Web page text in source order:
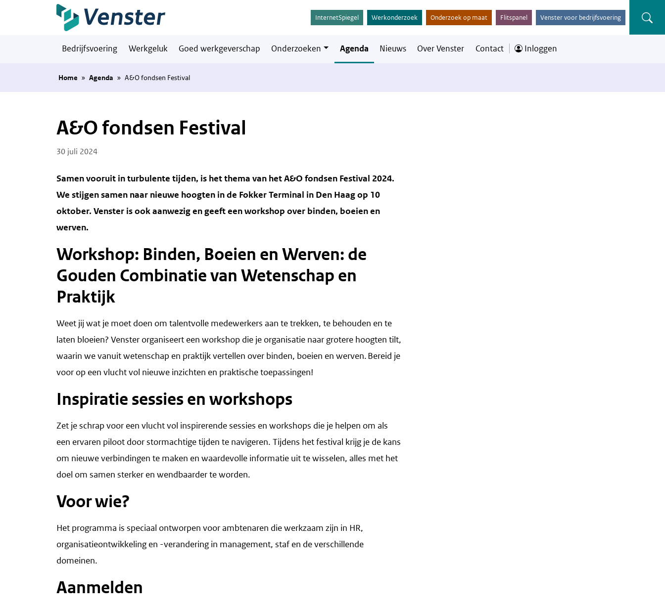
Naar hoofdinhoud
InternetSpiegel Werkonderzoek Onderzoek op maat Flitspanel Venster voor bedrijfsvoering
Bedrijfsvoering Werkgeluk Goed werkgeverschap Onderzoeken Agenda Nieuws Over Venster Contact Inloggen
Home » Agenda » A&O fondsen Festival
A&O fondsen Festival
Posted on
30 juli 2024
Samen vooruit in turbulente tijden, is het thema van het A&O fondsen Festival 2024.
We stijgen samen naar nieuwe hoogten in de Fokker Terminal in Den Haag op 10
oktober. Venster is ook aanwezig en geeft een workshop over binden, boeien en
werven.
Workshop: Binden, Boeien en Werven: de
Gouden Combinatie van Wetenschap en
Praktijk
Weet jij wat je moet doen om talentvolle medewerkers aan te trekken, te behouden en te
laten bloeien? Venster organiseert een workshop die je organisatie naar grotere hoogten tilt,
waarin we vanuit wetenschap en praktijk vertellen over binden, boeien en werven. Bereid je
voor op een vlucht vol nieuwe inzichten en praktische toepassingen!
Inspiratie sessies en workshops
Zet je schrap voor een vlucht vol inspirerende sessies en workshops die je helpen om als
een ervaren piloot door stormachtige tijden te navigeren. Tijdens het festival krijg je de kans
om nieuwe verbindingen te maken en waardevolle informatie uit te wisselen, alles met het
doel om samen sterker en wendbaarder te worden.
Voor wie?
Het programma is speciaal ontworpen voor ambtenaren die werkzaam zijn in HR,
organisatieontwikkeling en -verandering in management, staf en de verschillende
domeinen.
Aanmelden